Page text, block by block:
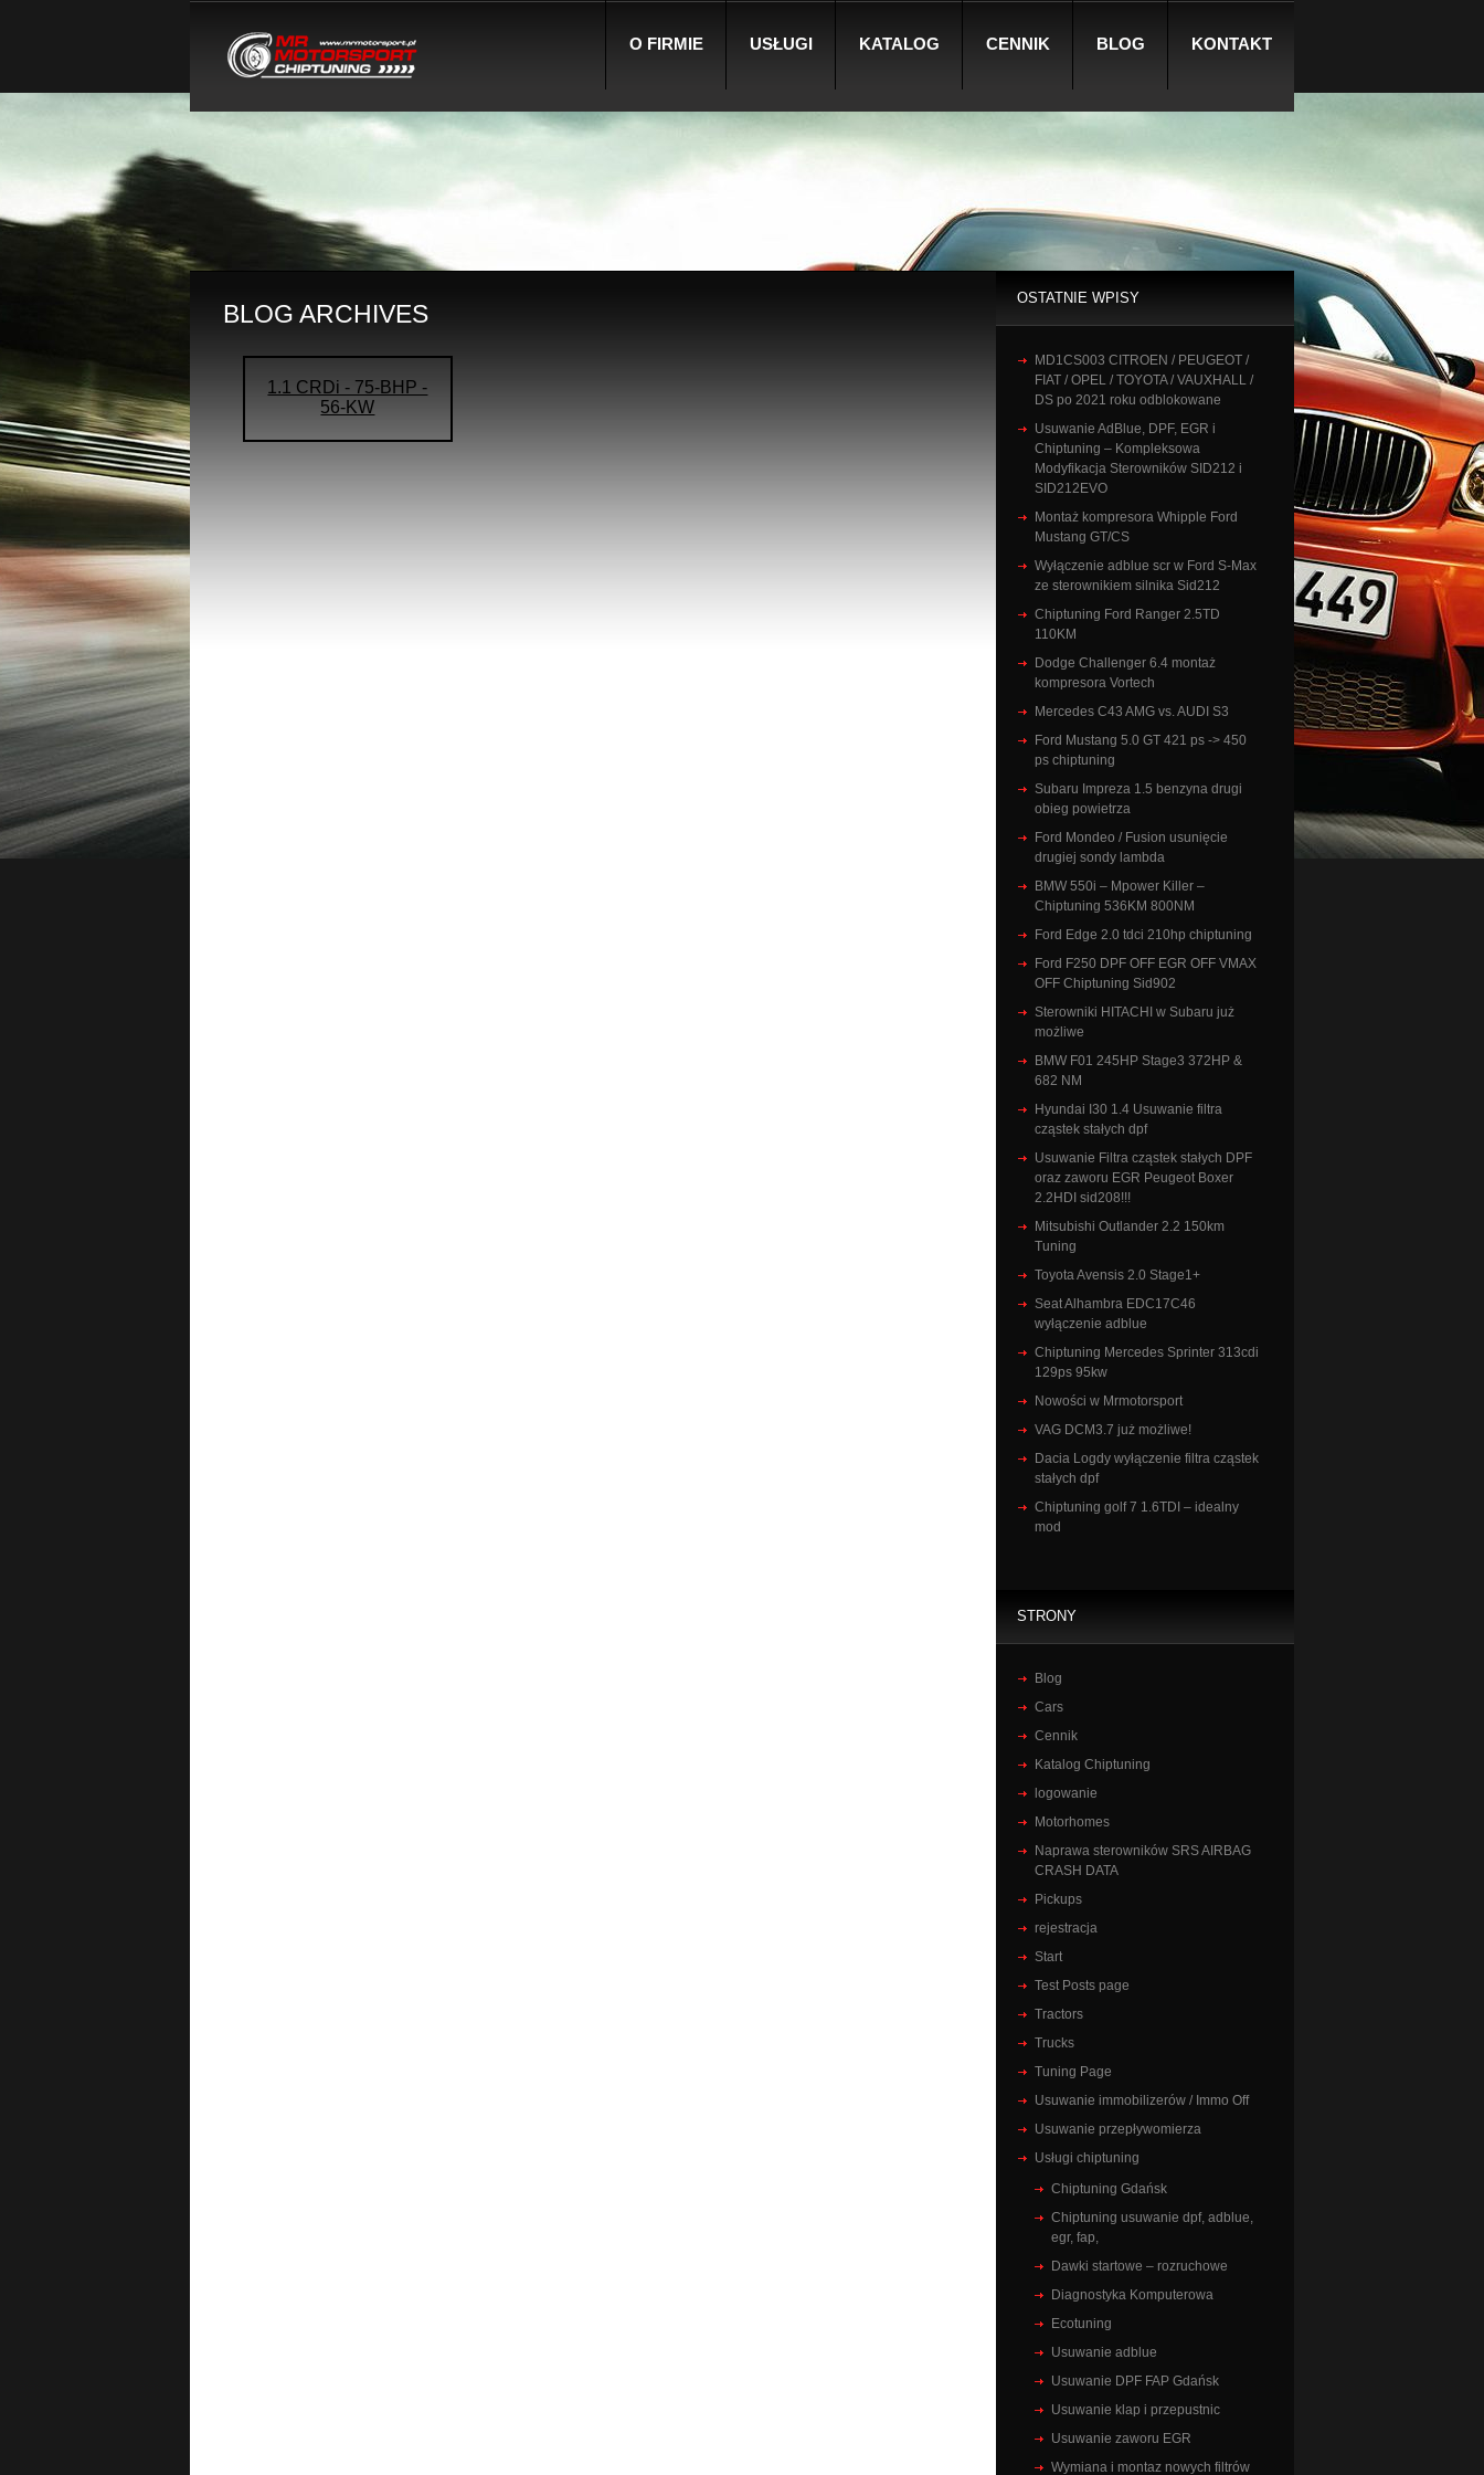
O FIRMIE USŁUGI KATALOG CENNIK BLOG KONTAKT
BLOG ARCHIVES
1.1 CRDi - 75-BHP -
56-KW
OSTATNIE WPISY
MD1CS003 CITROEN / PEUGEOT /
FIAT / OPEL / TOYOTA / VAUXHALL /
DS po 2021 roku odblokowane
Usuwanie AdBlue, DPF, EGR i
Chiptuning – Kompleksowa
Modyfikacja Sterowników SID212 i
SID212EVO
Montaż kompresora Whipple Ford
Mustang GT/CS
Wyłączenie adblue scr w Ford S-Max
ze sterownikiem silnika Sid212
Chiptuning Ford Ranger 2.5TD
110KM
Dodge Challenger 6.4 montaż
kompresora Vortech
Mercedes C43 AMG vs. AUDI S3
Ford Mustang 5.0 GT 421 ps -> 450
ps chiptuning
Subaru Impreza 1.5 benzyna drugi
obieg powietrza
Ford Mondeo / Fusion usunięcie
drugiej sondy lambda
BMW 550i – Mpower Killer –
Chiptuning 536KM 800NM
Ford Edge 2.0 tdci 210hp chiptuning
Ford F250 DPF OFF EGR OFF VMAX
OFF Chiptuning Sid902
Sterowniki HITACHI w Subaru już
możliwe
BMW F01 245HP Stage3 372HP &
682 NM
Hyundai I30 1.4 Usuwanie filtra
cząstek stałych dpf
Usuwanie Filtra cząstek stałych DPF
oraz zaworu EGR Peugeot Boxer
2.2HDI sid208!!!
Mitsubishi Outlander 2.2 150km
Tuning
Toyota Avensis 2.0 Stage1+
Seat Alhambra EDC17C46
wyłączenie adblue
Chiptuning Mercedes Sprinter 313cdi
129ps 95kw
Nowości w Mrmotorsport
VAG DCM3.7 już możliwe!
Dacia Logdy wyłączenie filtra cząstek
stałych dpf
Chiptuning golf 7 1.6TDI – idealny
mod
STRONY
Blog
Cars
Cennik
Katalog Chiptuning
logowanie
Motorhomes
Naprawa sterowników SRS AIRBAG
CRASH DATA
Pickups
rejestracja
Start
Test Posts page
Tractors
Trucks
Tuning Page
Usuwanie immobilizerów / Immo Off
Usuwanie przepływomierza
Usługi chiptuning
Chiptuning Gdańsk
Chiptuning usuwanie dpf, adblue,
egr, fap,
Dawki startowe – rozruchowe
Diagnostyka Komputerowa
Ecotuning
Usuwanie adblue
Usuwanie DPF FAP Gdańsk
Usuwanie klap i przepustnic
Usuwanie zaworu EGR
Wymiana i montaz nowych filtrów